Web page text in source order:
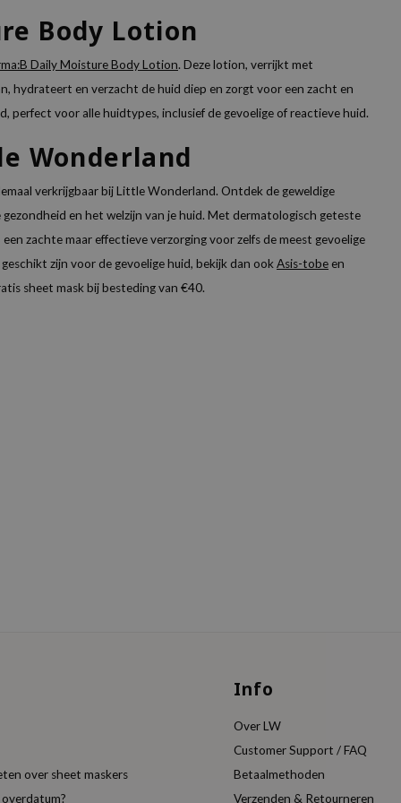
Body Lotion
Daily Moisture Body Lotion. Deze lotion, verrijkt met
hydrateert en verzacht de huid diep en zorgt voor een zacht en
perfect voor alle huidtypes, inclusief de gevoelige of reactieve huid.
Wonderland
verkrijgbaar bij Little Wonderland. Ontdek de geweldige
en het welzijn van je huid. Met dermatologisch geteste
zachte maar effectieve verzorging voor zelfs de meest gevoelige
zijn voor de gevoelige huid, bekijk dan ookAsis-tobe en
sheet mask bij besteding van €40.
over sheet maskers
Info
Over LW
Customer Support / FAQ
Betaalmethoden
Verzenden & Retourneren